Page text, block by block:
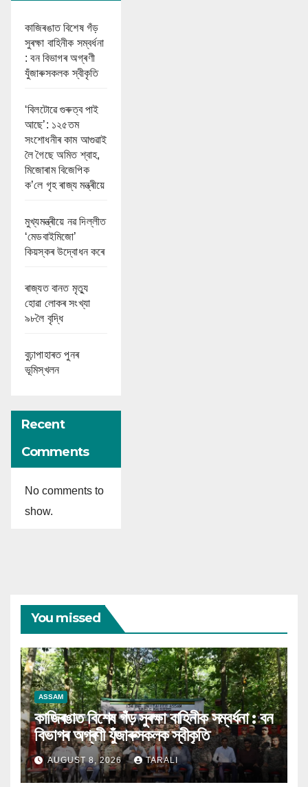
কাজিৰঙাত বিশেষ গঁড়
সুৰক্ষা বাহিনীক সম্বৰ্ধনা
: বন বিভাগৰ অগ্ৰণী
যুঁজাৰুসকলক স্বীকৃতি
‘বিলটোৱে গুৰুত্ব পাই
আছে’: ১২৫তম
সংশোধনীৰ কাম আগুৱাই
লৈ গৈছে অমিত শ্বাহ,
মিজোৰাম বিজেপিক
ক’লে গৃহ ৰাজ্য মন্ত্ৰীয়ে
মুখ্যমন্ত্ৰীয়ে নৱ দিল্লীত
‘মেডবাইমিজো’
কিয়স্কৰ উদ্বোধন কৰে
ৰাজ্যত বানত মৃত্যু
হোৱা লোকৰ সংখ্যা
৯৮লৈ বৃদ্ধি
বুঢ়াপাহাৰত পুনৰ
ভূমিস্খলন
Recent
Comments
No comments to
show.
You missed
ASSAM
কাজিৰঙাত বিশেষ গঁড় সুৰক্ষা বাহিনীক সম্বৰ্ধনা : বন
বিভাগৰ অগ্ৰণী যুঁজাৰুসকলক স্বীকৃতি
AUGUST 8, 2026 TARALI